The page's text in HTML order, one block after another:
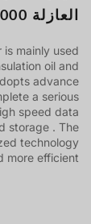
العازلة KVJS-7000
mainly used
oil and
advance
a serious
speed data
storage . The
technology
efficient .